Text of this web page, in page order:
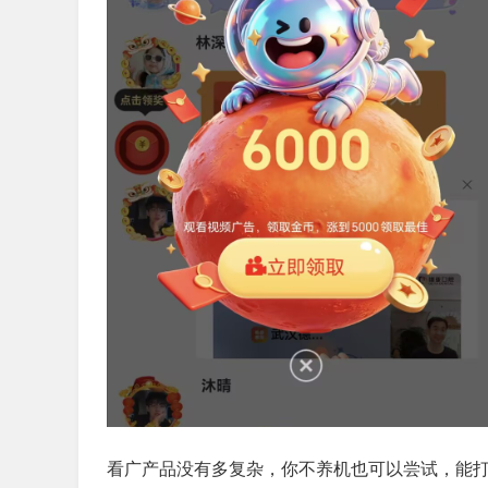
看广产品没有多复杂，你不养机也可以尝试，能